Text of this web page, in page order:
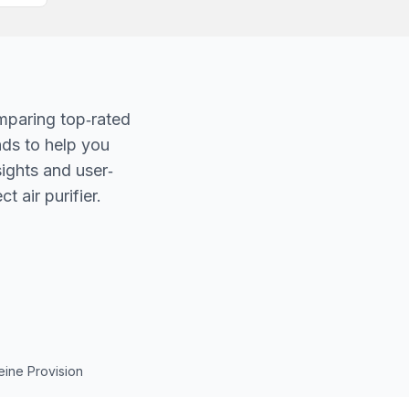
top‐rated
to help you
and user‐
air purifier.
Provision